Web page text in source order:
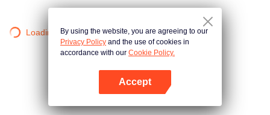
Loading…By using the website, you are agreeing to our
Privacy Policy and the use of cookies in
accordance with our Cookie Policy.
Accept